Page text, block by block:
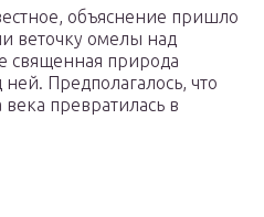
объяснение пришло
веточку омелы над
священная природа
Предполагалось, что
века превратилась в